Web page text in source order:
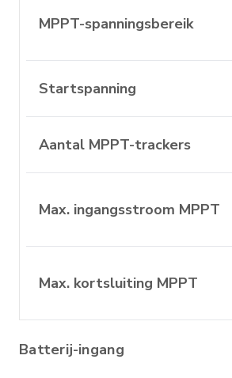
MPPT-spanningsbereik
Startspanning
Aantal MPPT-trackers
Max. ingangsstroom MPPT
Max. kortsluiting MPPT
Batterij-ingang